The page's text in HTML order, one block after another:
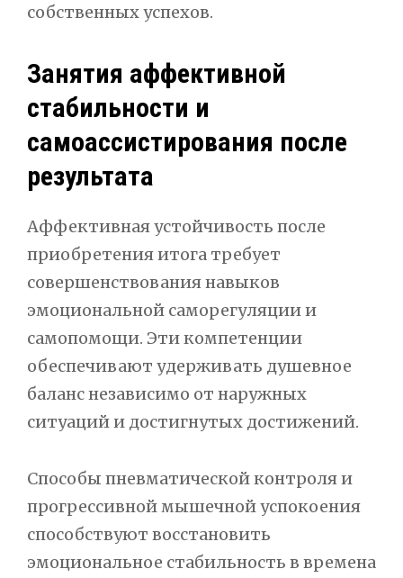
собственных успехов.
Занятия аффективной
стабильности и
самоассистирования после
результата
Аффективная устойчивость после
приобретения итога требует
совершенствования навыков
эмоциональной саморегуляции и
самопомощи. Эти компетенции
обеспечивают удерживать душевное
баланс независимо от наружных
ситуаций и достигнутых достижений.
Способы пневматической контроля и
прогрессивной мышечной успокоения
способствуют восстановить
эмоциональное стабильность в времена